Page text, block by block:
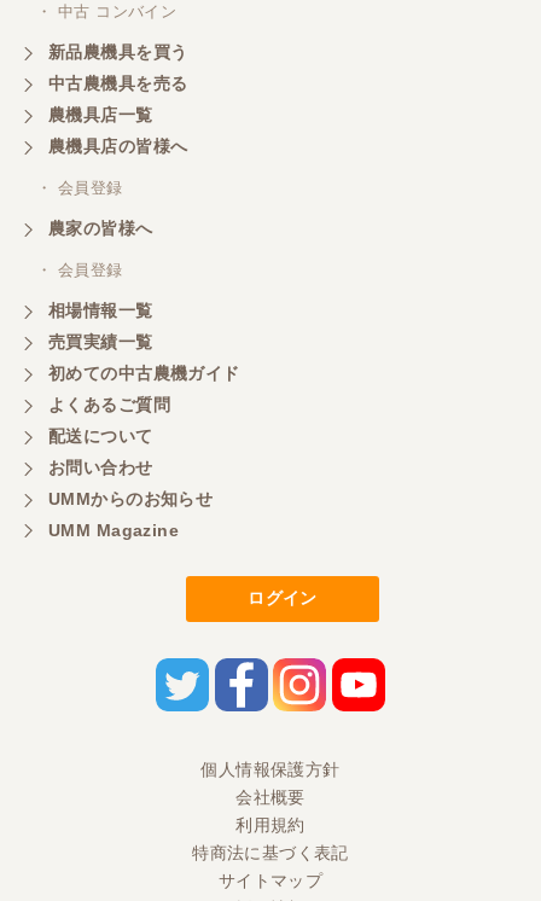
三重県／谷本勝美
こちらの、対応、も、よくして、くれました。
た。
三重県／山本
対応ありがとうございました。
三重県／山本
共立シュレッターを受け取りました。 状態は問題な
く、エンジンも調子がよさそうです。 ありがとうご
ざいました。
いつも色々お願いごとをしますが、 無理なお願いも
嫌な顔をせずに一生懸命頑張ってくれる中山さんに
感謝しています。ここで3台買いましたが、これから
初めてコンバインを買いに行ったのですが、とても
明るい方に担当していただき細かく説明して下さっ
てとても嬉しかったです。
・ 中古 コンバイン
新品農機具を買う
中古農機具を売る
農機具店一覧
農機具店の皆様へ
・ 会員登録
農家の皆様へ
・ 会員登録
相場情報一覧
売買実績一覧
初めての中古農機ガイド
よくあるご質問
配送について
お問い合わせ
UMMからのお知らせ
UMM Magazine
ログイン
個人情報保護方針
会社概要
利用規約
特商法に基づく表記
サイトマップ